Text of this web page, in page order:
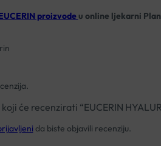
proizvode u online ljekarni
će recenzirati “EUCERIN
da biste objavili recenziju.